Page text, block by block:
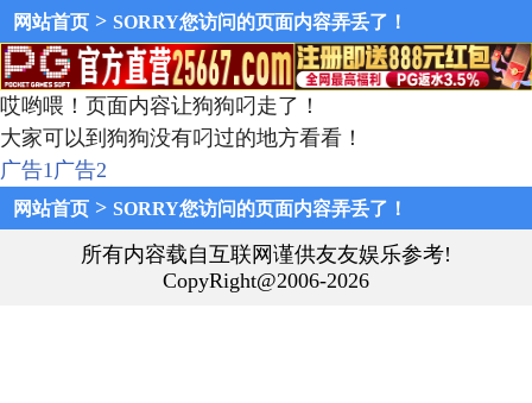
网站首页 > SORRY您访问的页面内容弄丢了！
哎哟喂！页面内容让狗狗叼走了！
大家可以到狗狗没有叼过的地方看看！
广告1广告2
网站首页 > SORRY您访问的页面内容弄丢了！
所有内容载自互联网谨供友友娱乐参考!
CopyRight@2006-2026